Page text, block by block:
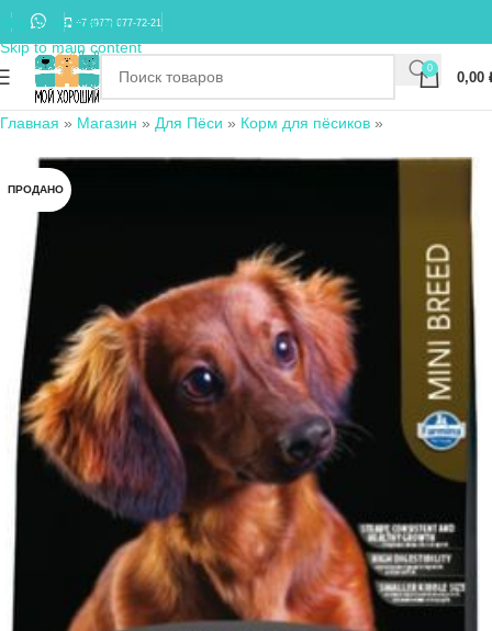
Skip to navigation
Skip to main content
+7 (977) 677-72-21
0
0,00
Главная » Магазин » Для Пёси » Корм для пёсиков »
ПРОДАНО